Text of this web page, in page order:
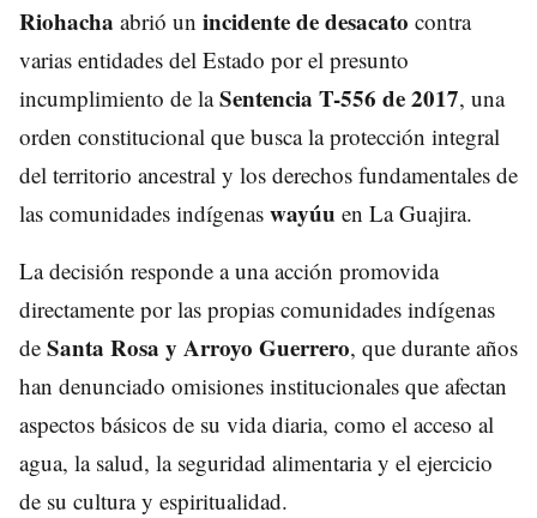
Riohacha abrió un incidente de desacato contra
varias entidades del Estado por el presunto
incumplimiento de laSentencia T-556 de 2017, una
orden constitucional que busca la protección integral
del territorio ancestral y los derechos fundamentales de
las comunidades indígenas wayúu en La Guajira.
La decisión responde a una acción promovida
directamente por las propias comunidades indígenas
de Santa Rosa y Arroyo Guerrero, que durante años
han denunciado omisiones institucionales que afectan
aspectos básicos de su vida diaria, como el acceso al
agua, la salud, la seguridad alimentaria y el ejercicio
de su cultura y espiritualidad.